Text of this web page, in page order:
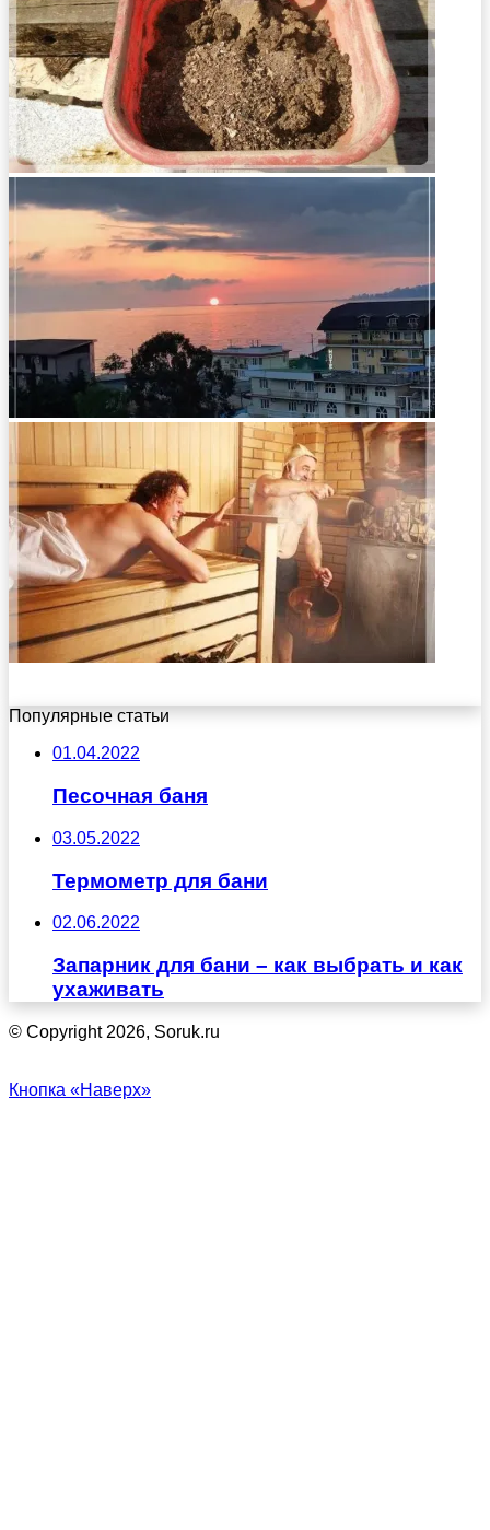
Популярные статьи
01.04.2022
Песочная баня
03.05.2022
Термометр для бани
02.06.2022
Запарник для бани – как выбрать и как
ухаживать
© Copyright 2026, Soruk.ru
Кнопка «Наверх»